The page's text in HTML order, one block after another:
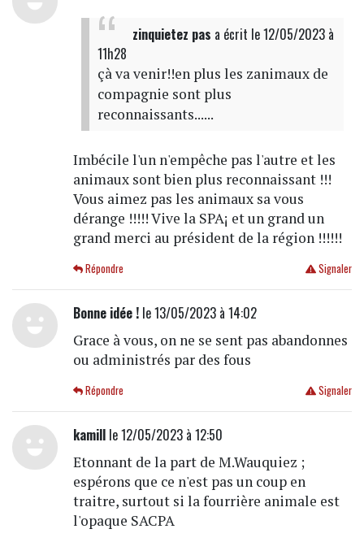
zinquietez pas a écrit le 12/05/2023 à
11h28
çà va venir!!en plus les zanimaux de
compagnie sont plus
reconnaissants......
Imbécile l'un n'empêche pas l'autre et les
animaux sont bien plus reconnaissant !!!
Vous aimez pas les animaux sa vous
dérange !!!!! Vive la SPA¡ et un grand un
grand merci au président de la région !!!!!!
Signaler
Répondre
Bonne idée !le 13/05/2023 à 14:02
Grace à vous, on ne se sent pas abandonnes
ou administrés par des fous
Signaler
Répondre
kamillle 12/05/2023 à 12:50
Etonnant de la part de M.Wauquiez ;
espérons que ce n'est pas un coup en
traitre, surtout si la fourrière animale est
l'opaque SACPA